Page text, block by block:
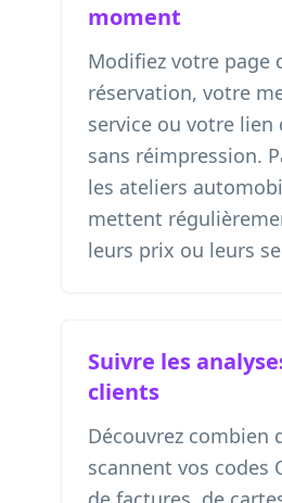
moment
Modifiez votre page
réservation, votre
service ou votre lien
sans réimpression.
les ateliers
mettent
leurs prix ou leurs
Suivre les
clients
Découvrez combien
scannent vos codes